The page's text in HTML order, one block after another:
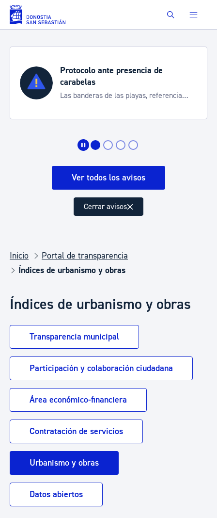
Saltar al contenido principal Buscar
Protocolo ante presencia de
carabelas
Las banderas de las playas, referencia
Ver todos los avisos
Cerrar avisos
Inicio
Portal de transparencia
Índices de urbanismo y obras
Índices de urbanismo y obras
Transparencia municipal
Participación y colaboración ciudadana
Área económico-financiera
Contratación de servicios
Urbanismo y obras
Datos abiertos